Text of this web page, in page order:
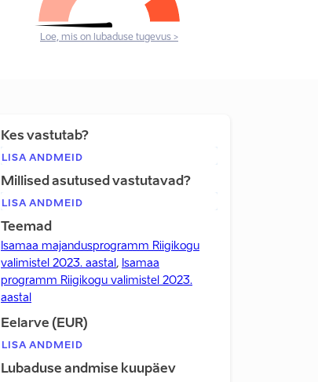
Loe, mis on lubaduse tugevus >
Kes vastutab?
LISA ANDMEID
Millised asutused vastutavad?
LISA ANDMEID
Teemad
Isamaa majandusprogramm Riigikogu
valimistel 2023. aastal , Isamaa
programm Riigikogu valimistel 2023.
aastal
Eelarve (EUR)
LISA ANDMEID
Lubaduse andmise kuupäev